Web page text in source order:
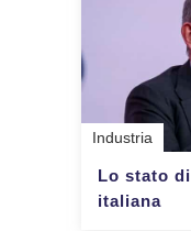
Industria
Lo stato
italiana